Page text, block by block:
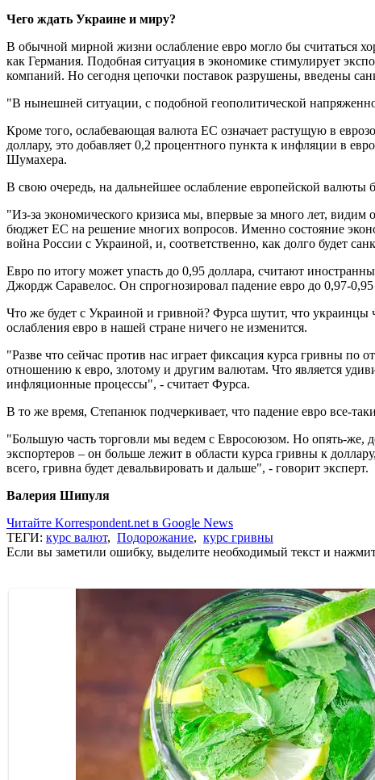
Чего ждать Украине и миру?
В обычной мирной жизни ослабление евро могло бы считаться
как Германия. Подобная ситуация в экономике стимулирует
компаний. Но сегодня цепочки поставок разрушены, введены
"В нынешней ситуации, с подобной геополитической
Кроме того, ослабевающая валюта ЕС означает растущую в
доллару, это добавляет 0,2 процентного пункта к инфляции в
Шумахера.
В свою очередь, на дальнейшее ослабление европейской валюты
"Из-за экономического кризиса мы, впервые за много лет, видим
бюджет ЕС на решение многих вопросов. Именно состояние
война России с Украиной, и, соответственно, как долго будет
Евро по итогу может упасть до 0,95 доллара, считают
Джордж Саравелос. Он спрогнозировал падение евро до 0,97-0,95
Что же будет с Украиной и гривной? Фурса шутит, что
ослабления евро в нашей стране ничего не изменится.
"Разве что сейчас против нас играет фиксация курса гривны
отношению к евро, злотому и другим валютам. Что является
инфляционные процессы", - считает Фурса.
В то же время, Степанюк подчеркивает, что падение евро все-
"Большую часть торговли мы ведем с Евросоюзом. Но опять-же,
экспортеров – он больше лежит в области курса гривны к
всего, гривна будет девальвировать и дальше", - говорит эксперт.
Валерия Шипуля
Читайте Korrespondent.net в Google News
ТЕГИ: курс валют, Подорожание, курс гривны
Если вы заметили ошибку, выделите необходимый текст и